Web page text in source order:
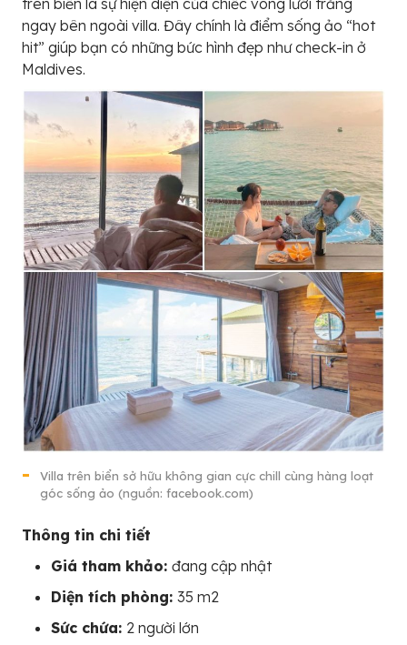
ngay bên ngoài villa. Đây chính là điểm sống ảo “hot
hit” giúp bạn có những bức hình đẹp như check-in ở
Maldives.
Villa trên biển sở hữu không gian cực chill cùng hàng loạt
góc sống ảo (nguồn: facebook.com)
Thông tin chi tiết
Giá tham khảo: đang cập nhật
Diện tích phòng: 35 m2
Sức chứa: 2 người lớn